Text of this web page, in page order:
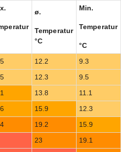
ø.
Temperatur
°C
Min.
Temperatur
°C
12.2 9.3
12.3 9.5
13.8 11.1
15.9 12.3
19.2 15.9
23 19.1